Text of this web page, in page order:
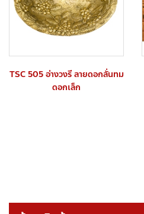
TSC 505 อ่างวงรี ลายดอกลั่นทม
ดอกเล็ก